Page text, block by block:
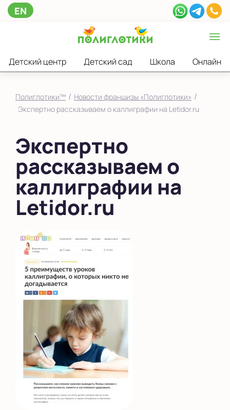
EN
Детский центр Детский сад Школа Онлайн
Полиглотики™ / Новости франшизы «Полиглотики» /
Экспертно рассказываем о каллиграфии на Letidor.ru
Экспертно
рассказываем о
каллиграфии на
Letidor.ru